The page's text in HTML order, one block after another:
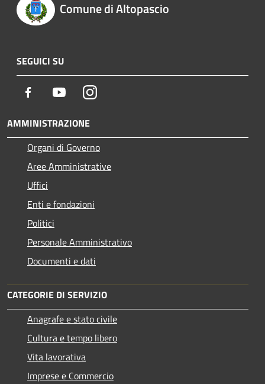
Comune di Altopascio
SEGUICI SU
Facebook YoutubeInstagram
AMMINISTRAZIONE
Organi di Governo
Aree Amministrative
Uffici
Enti e fondazioni
Politici
Personale Amministrativo
Documenti e dati
CATEGORIE DI SERVIZIO
Anagrafe e stato civile
Cultura e tempo libero
Vita lavorativa
Imprese e Commercio